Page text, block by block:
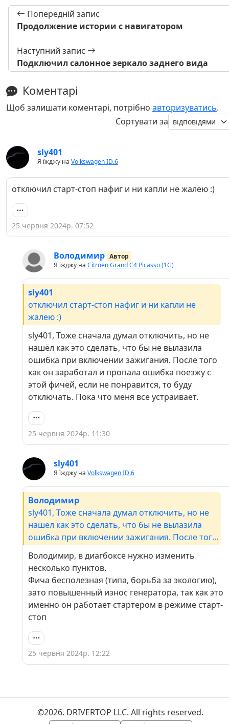
Попередній запис
Продолжение истории с навигатором
Наступний запис
Подключил салонное зеркало заднего вида
Коментарі
Щоб залишати коментарі, потрібно авторизуватись.
Сортувати за
sly401
Я їжджу на Volkswagen ID.6
отключил старт-стоп нафиг и ни капли не жалею :)
25 червня 2024р. 07:52
Володимир Автор
Я їжджу на Citroen Grand C4 Picasso (1G)
sly401
отключил старт-стоп нафиг и ни капли не
жалею :)
sly401, Тоже сначала думал отключить, но не
нашёл как это сделать, что бы не вылазила
ошибка при включении зажигания. После того
как он заработал и пропала ошибка поезжу с
этой фичей, если не понравится, то буду
отключать. Пока что меня всё устраивает.
25 червня 2024р. 11:30
sly401
Я їжджу на Volkswagen ID.6
Володимир
sly401, Тоже сначала думал отключить, но не
нашёл как это сделать, что бы не вылазила
ошибка при включении зажигания. После того
как он заработал и пропала ошибка поезжу с
этой фичей, если не понравится, то буду
отключать. Пока что меня всё устраивает.
Володимир, в диагбоксе нужно изменить
несколько пунктов.
Фича бесполезная (типа, борьба за экологию),
зато повышенный износ генератора, так как это
именно он работает стартером в режиме старт-
стоп
25 червня 2024р. 12:22
©2026. DRIVERTOP LLC. All rights reserved.